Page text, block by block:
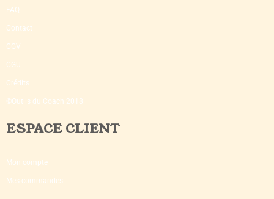
FAQ
Contact
CGV
CGU
Crédits
©Outils du Coach 2018
ESPACE CLIENT
Mon compte
Mes commandes